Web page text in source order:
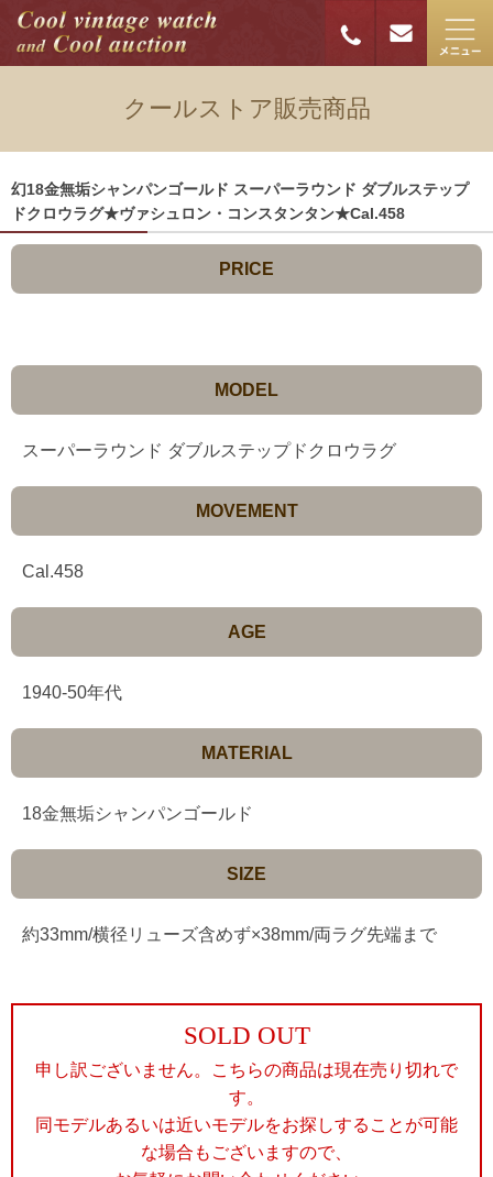
クールストア販売商品
幻18金無垢シャンパンゴールド スーパーラウンド ダブルステップ
ドクロウラグ★ヴァシュロン・コンスタンタン★Cal.458
PRICE
MODEL
スーパーラウンド ダブルステップドクロウラグ
MOVEMENT
Cal.458
AGE
1940-50年代
MATERIAL
18金無垢シャンパンゴールド
SIZE
約33mm/横径リューズ含めず×38mm/両ラグ先端まで
SOLD OUT
申し訳ございません。こちらの商品は現在売り切れで
す。
同モデルあるいは近いモデルをお探しすることが可能
な場合もございますので、